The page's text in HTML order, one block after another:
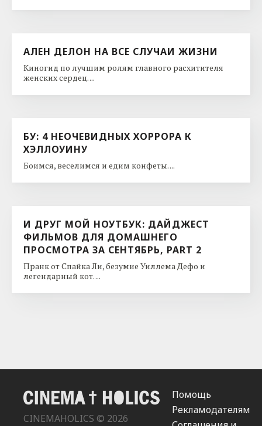
АЛЕН ДЕЛОН НА ВСЕ СЛУЧАИ ЖИЗНИ
Киногид по лучшим ролям главного расхитителя
женских сердец. ...
БУ: 4 НЕОЧЕВИДНЫХ ХОРРОРА К
ХЭЛЛОУИНУ
Боимся, веселимся и едим конфеты. ...
И ДРУГ МОЙ НОУТБУК: ДАЙДЖЕСТ
ФИЛЬМОВ ДЛЯ ДОМАШНЕГО
ПРОСМОТРА ЗА СЕНТЯБРЬ, PART 2
Пранк от Спайка Ли, безумие Уиллема Дефо и
легендарный кот. ...
CINEMAHOLICS © 2026
Помощь
Рекламодателям